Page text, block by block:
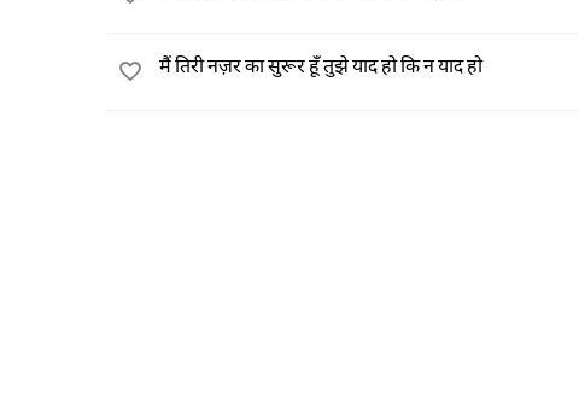
मैं तिरी नज़र का सुरूर हूँ तुझे याद हो कि न याद हो